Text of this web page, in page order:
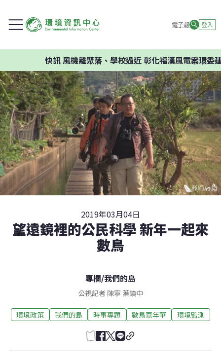
電子報 登入
風機離聚落、學校過近 彰化福漢風電案環委建議不應開
2019年03月04日
望遠鏡裡的公民科學 新年一起來
數鳥
專欄/我們的島
公視記者 陳寧 葉鎮中
環境政策 我們的島 時事專題 數鳥嘉年華 環境監測